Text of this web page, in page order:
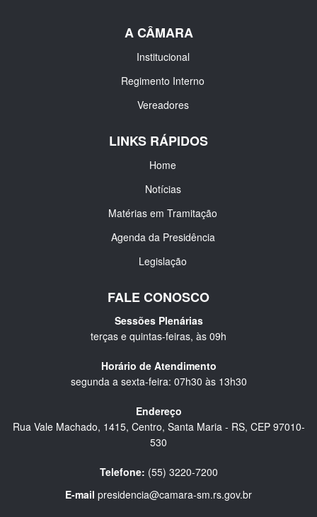
A CÂMARA
Institucional
Regimento Interno
Vereadores
LINKS RÁPIDOS
Home
Notícias
Matérias em Tramitação
Agenda da Presidência
Legislação
FALE CONOSCO
Sessões Plenárias
terças e quintas-feiras, às 09h
Horário de Atendimento
segunda a sexta-feira: 07h30 às 13h30
Endereço
Rua Vale Machado, 1415, Centro, Santa Maria - RS, CEP 97010-
530
Telefone: (55) 3220-7200
E-mail presidencia@camara-sm.rs.gov.br